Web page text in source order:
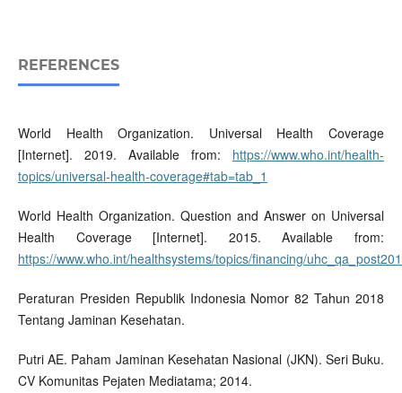
REFERENCES
World Health Organization. Universal Health Coverage
[Internet]. 2019. Available from: https://www.who.int/health-
topics/universal-health-coverage#tab=tab_1
World Health Organization. Question and Answer on Universal
Health Coverage [Internet]. 2015. Available from:
https://www.who.int/healthsystems/topics/financing/
Peraturan Presiden Republik Indonesia Nomor 82 Tahun 2018
Tentang Jaminan Kesehatan.
Putri AE. Paham Jaminan Kesehatan Nasional (JKN). Seri Buku.
CV Komunitas Pejaten Mediatama; 2014.